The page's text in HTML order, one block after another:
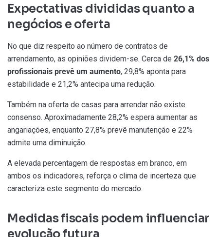
Expectativas divididas quanto a
negócios e oferta
No que diz respeito ao número de contratos de
arrendamento, as opiniões dividem-se. Cerca de 26,1% dos
profissionais prevê um aumento, 29,8% aponta para
estabilidade e 21,2% antecipa uma redução.
Também na oferta de casas para arrendar não existe
consenso. Aproximadamente 28,2% espera aumentar as
angariações, enquanto 27,8% prevê manutenção e 22%
admite uma diminuição.
A elevada percentagem de respostas em branco, em
ambos os indicadores, reforça o clima de incerteza que
caracteriza este segmento do mercado.
Medidas fiscais podem influenciar